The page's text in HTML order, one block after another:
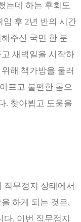
는데 하는 후회도
임 후 2년 반의 시간
주신 국민 한 분
새벽일을 시작하
해 책가방을 둘러
프고 불편한 몸으
. 찾아뵙고 도움을
무정지 상태에서
하게 되는 것은,
다. 이번 직무정지